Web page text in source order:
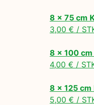
8 x 75 cm
3,00 € /
8 x 100
4,00 € /
8 x 125
5,00 € /